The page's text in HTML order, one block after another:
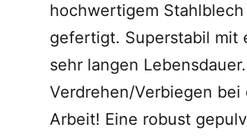
hochwertigem Stahlblech
gefertigt. Superstabil mit
sehr langen
Verdrehen/Verbiegen bei
Arbeit! Eine robust